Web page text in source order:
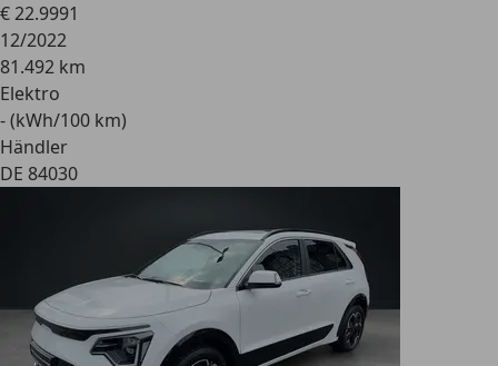
€ 22.9991
12/2022
81.492 km
Elektro
- (kWh/100 km)
Händler
DE 84030